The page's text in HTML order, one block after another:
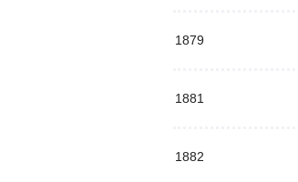
1879
1881
1882